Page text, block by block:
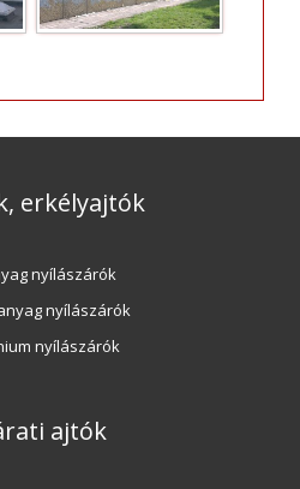
erkélyajtók
nyílászárók
nyílászárók
nyílászárók
ajtók